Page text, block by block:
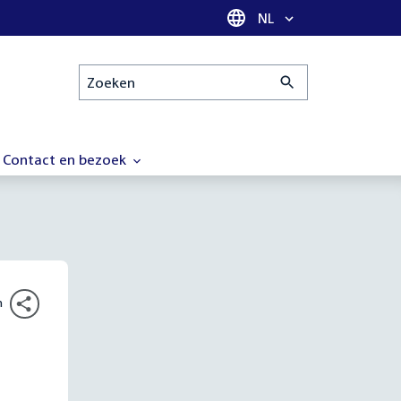
Taal selectie
NL
Zoeken
Contact en bezoek